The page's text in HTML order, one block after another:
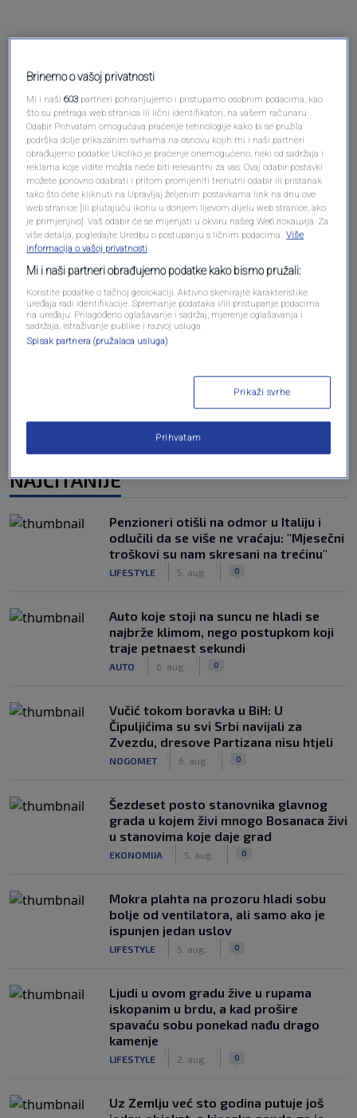
Oglas
NAJČITANIJE
Penzioneri otišli na odmor u Italiju i
odlučili da se više ne vraćaju: "Mjesečni
troškovi su nam skresani na trećinu"
LIFESTYLE 5. aug. 0
Auto koje stoji na suncu ne hladi se
najbrže klimom, nego postupkom koji
traje petnaest sekundi
AUTO 6. aug. 0
Vučić tokom boravka u BiH: U
Čipuljićima su svi Srbi navijali za
Zvezdu, dresove Partizana nisu htjeli
NOGOMET 6. aug. 0
Šezdeset posto stanovnika glavnog
grada u kojem živi mnogo Bosanaca živi
u stanovima koje daje grad
EKONOMIJA 5. aug. 0
Mokra plahta na prozoru hladi sobu
bolje od ventilatora, ali samo ako je
ispunjen jedan uslov
LIFESTYLE 5. aug. 0
Ljudi u ovom gradu žive u rupama
iskopanim u brdu, a kad prošire
spavaću sobu ponekad nađu drago
kamenje
LIFESTYLE 2. aug. 0
Uz Zemlju već sto godina putuje još
Brinemo o vašoj privatnosti
Mi i naši603 partneri pohranjujemo i pristupamo osobnim podacima, kao
što su pretraga web stranica ili lični identifikatori, na vašem računaru .
Odabir Prihvatam omogućava praćenje tehnologije kako bi se pružila
podrška dolje prikazanim svrhama na osnovu kojih mi i naši partneri
obrađujemo podatke Ukoliko je praćenje onemogućeno, neki od sadržaja i
reklama koje vidite možda neće biti relevantni za vas. Ovaj odabir postavki
možete ponovno odabrati i pritom promijeniti trenutni odabir ili pristanak
tako što ćete kliknuti na Upravljaj željenim postavkama link na dnu ove
web stranice [ili plutajuću ikonu u donjem lijevom dijelu web stranice, ako
je primjenjivo]. Vaš odabir će se mijenjati u okviru našeg Wеб локација. Za
više detalja, pogledajte Uredbu o postupanju s ličnim podacima. Više
informacija o vašoj privatnosti
Mi i naši partneri obrađujemo podatke kako bismo pružali:
Koristite podatke o tačnoj geolokaciji. Aktivno skenirajte karakteristike
uređaja radi identifikacije. Spremanje podataka i/ili pristupanje podacima
na uređaju. Prilagođeno oglašavanje i sadržaj, mjerenje oglašavanja i
sadržaja, istraživanje publike i razvoj usluga.
Spisak partnera (pružalaca usluga)
Prikaži svrhe
Prihvatam